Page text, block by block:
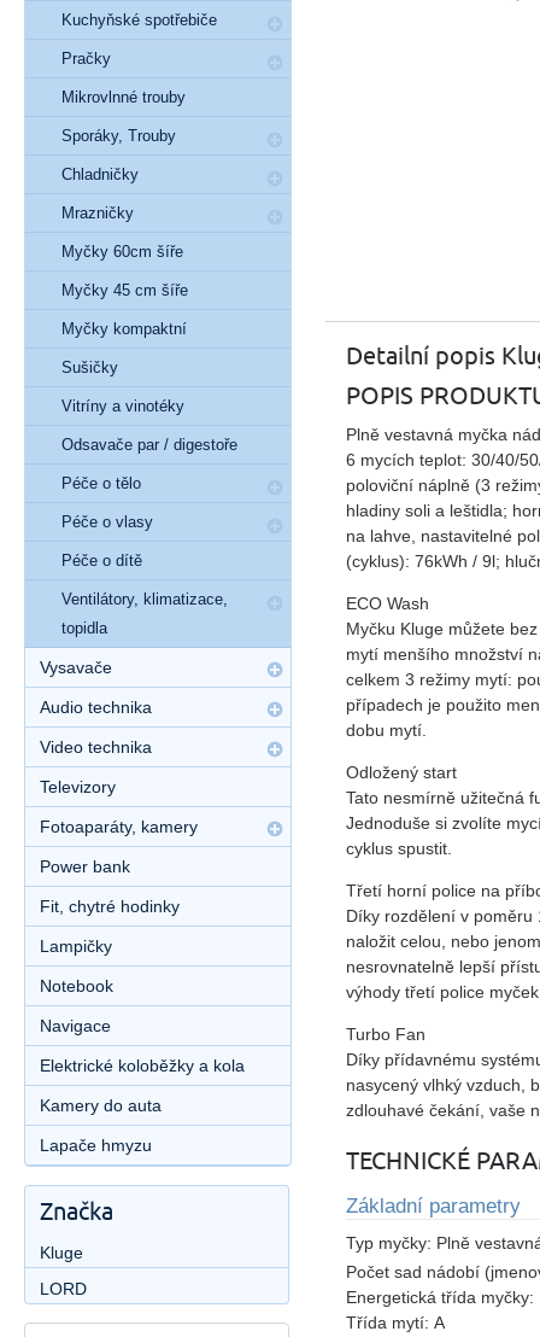
Detailní popis
POPIS
Plně vestavná myčka
6 mycích teplot: 30/40/
poloviční náplně (3
hladiny soli a leštidla;
na lahve, nastavitelné
(cyklus): 76kWh / 9l;
ECO Wash
Myčku Kluge můžete
mytí menšího množství
celkem 3 režimy mytí:
případech je použito
dobu mytí.
Odložený start
Tato nesmírně užitečná
Jednoduše si zvolíte
cyklus spustit.
Třetí horní police na
Díky rozdělení v
naložit celou, nebo
nesrovnatelně lepší
výhody třetí police
Turbo Fan
Díky přídavnému
nasycený vlhký vzduch,
zdlouhavé čekání, vaše
TECHNICKÉ
Základní parametry
Typ myčky: Plně
Počet sad nádobí
Energetická třída myčky:
Třída mytí: A
Kuchyňské spotřebiče
Pračky
Mikrovlnné trouby
Sporáky, Trouby
Chladničky
Mrazničky
Myčky 60cm šíře
Myčky 45 cm šíře
Myčky kompaktní
Sušičky
Vitríny a vinotéky
Odsavače par / digestoře
Péče o tělo
Péče o vlasy
Péče o dítě
Ventilátory, klimatizace,
topidla
Vysavače
Audio technika
Video technika
Televizory
Fotoaparáty, kamery
Power bank
Fit, chytré hodinky
Lampičky
Notebook
Navigace
Elektrické koloběžky a kola
Kamery do auta
Lapače hmyzu
Značka
Kluge
LORD